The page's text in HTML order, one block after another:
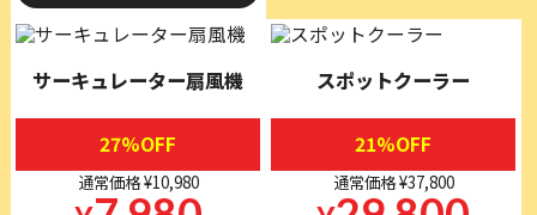
サーキュレーター扇風機
27%OFF
通常価格 ¥10,980
スポットクーラー
21%OFF
通常価格 ¥37,800